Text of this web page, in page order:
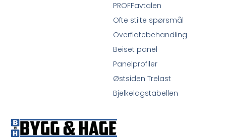
PROFFavtalen
Ofte stilte spørsmål
Overflatebehandling
Beiset panel
Panelprofiler
Østsiden Trelast
Bjelkelagstabellen